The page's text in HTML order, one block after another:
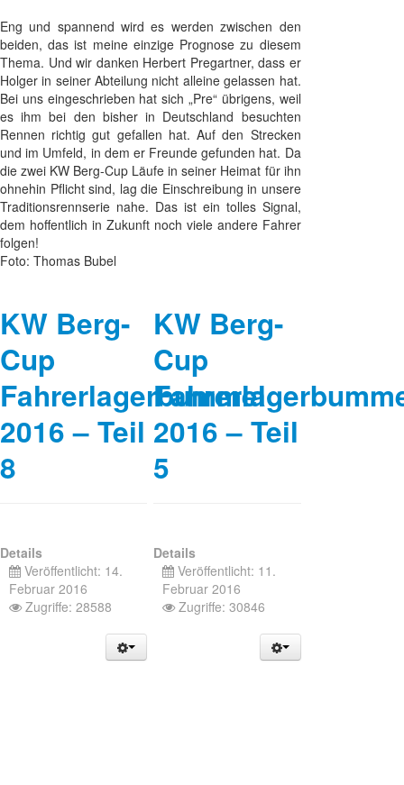
Eng und spannend wird es werden zwischen den
beiden, das ist meine einzige Prognose zu diesem
Thema. Und wir danken Herbert Pregartner, dass er
Holger in seiner Abteilung nicht alleine gelassen hat.
Bei uns eingeschrieben hat sich „Pre“ übrigens, weil
es ihm bei den bisher in Deutschland besuchten
Rennen richtig gut gefallen hat. Auf den Strecken
und im Umfeld, in dem er Freunde gefunden hat. Da
die zwei KW Berg-Cup Läufe in seiner Heimat für ihn
ohnehin Pflicht sind, lag die Einschreibung in unsere
Traditionsrennserie nahe. Das ist ein tolles Signal,
dem hoffentlich in Zukunft noch viele andere Fahrer
folgen!
Foto: Thomas Bubel
KW Berg-
Cup
Fahrerlagerbummel
2016 – Teil
8
Details
Veröffentlicht: 14.
Februar 2016
Zugriffe: 28588
KW Berg-
Cup
2016 – Teil
5
Details
Veröffentlicht: 11.
Februar 2016
Zugriffe: 30846